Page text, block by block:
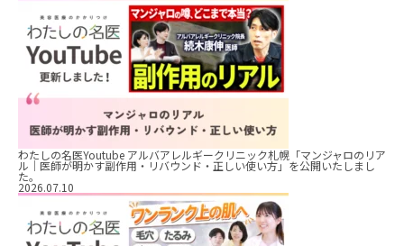
わたしの名医Youtube アルバアレルギークリニック札幌「マンジャロのリア
ル｜医師が明かす副作用・リバウンド・正しい使い方」を公開いたしまし
た。
2026.07.10